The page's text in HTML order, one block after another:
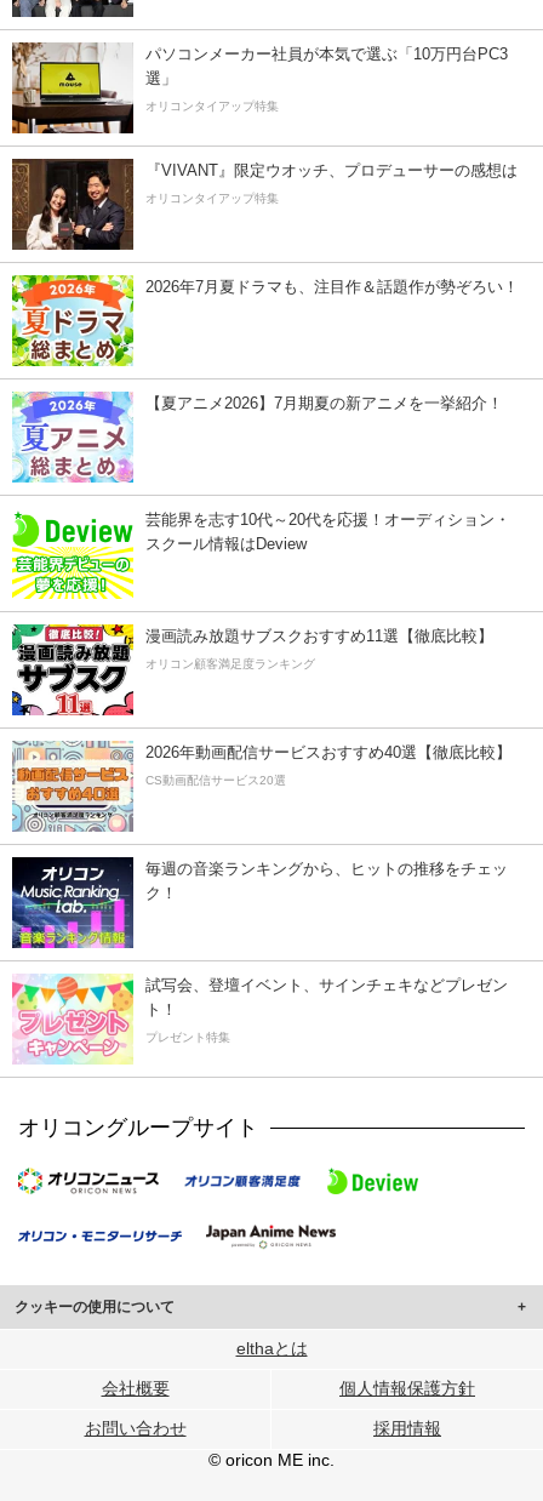
パソコンメーカー社員が本気で選ぶ「10万円台PC3
選」
オリコンタイアップ特集
『VIVANT』限定ウオッチ、プロデューサーの感想は
オリコンタイアップ特集
2026年7月夏ドラマも、注目作＆話題作が勢ぞろい！
【夏アニメ2026】7月期夏の新アニメを一挙紹介！
芸能界を志す10代～20代を応援！オーディション・
スクール情報はDeview
漫画読み放題サブスクおすすめ11選【徹底比較】
オリコン顧客満足度ランキング
2026年動画配信サービスおすすめ40選【徹底比較】
CS動画配信サービス20選
毎週の音楽ランキングから、ヒットの推移をチェッ
ク！
試写会、登壇イベント、サインチェキなどプレゼン
ト！
プレゼント特集
オリコングループサイト
クッキーの使用について
このサイトでは Cookie を使用して、ユーザーに合わせたコンテンツや広告の
行っています。
メディアや広告配信、データ解析の各パートナーに提供しています。
各パートナーは、この情報とユーザーが各パートナーに提供した他の情報や、
ユーザーが各パートナーのサービスを使用したときに収集した他の情報を組み
elthaとは
会社概要 個人情報保護方針
お問い合わせ
採用情報
© oricon ME inc.